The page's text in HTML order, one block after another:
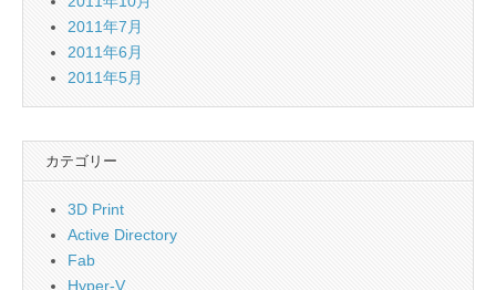
2011年7月
2011年6月
2011年5月
カテゴリー
3D Print
Active Directory
Fab
Hyper-V